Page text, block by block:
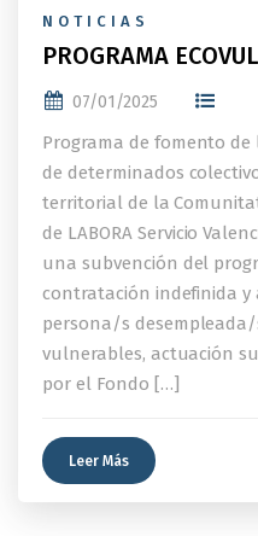
NOTICIAS
PROGRAMA
07/01/2025
Programa de fomento
de determinados
territorial de la
de LABORA Servicio
una subvención del
contratación indefinida
persona/s
vulnerables, actuación
por el Fondo […]
Leer Más